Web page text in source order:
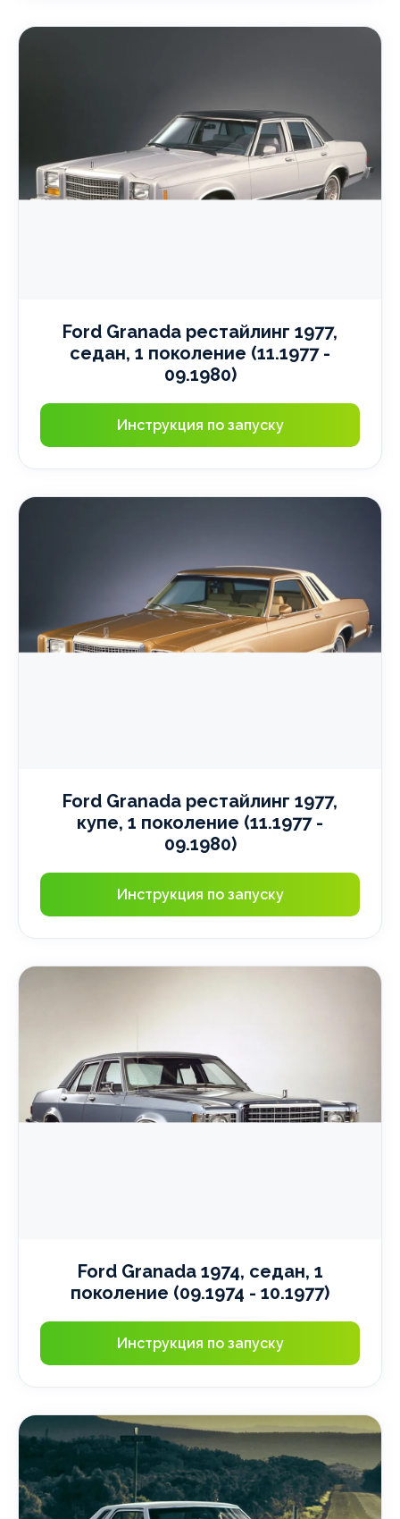
Ford Granada рестайлинг 1977,
седан, 1 поколение (11.1977 -
09.1980)
Инструкция по запуску
Ford Granada рестайлинг 1977,
купе, 1 поколение (11.1977 -
09.1980)
Инструкция по запуску
Ford Granada 1974, седан, 1
поколение (09.1974 - 10.1977)
Инструкция по запуску